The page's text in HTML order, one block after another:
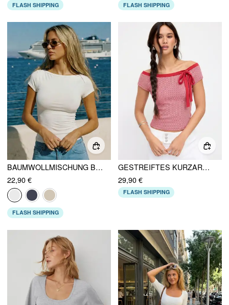
FLASH SHIPPING FLASH SHIPPING
BAUMWOLLMISCHUNG BOOTSAUSCHNITT KURZARM OBERTEIL
22,90 €
FLASH SHIPPING
GESTREIFTES KURZARM-TOP MIT BOOTSAUSSCHNITT UND SCHLEIFE
29,90 €
FLASH SHIPPING